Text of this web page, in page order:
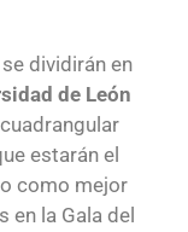
dividirán en
de León
estarán el
como mejor
en la Gala del